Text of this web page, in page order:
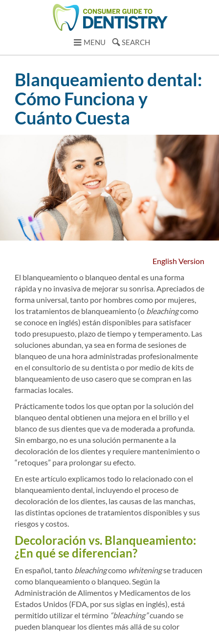
MENU SEARCH
Blanqueamiento dental:
Cómo Funciona y
Cuánto Cuesta
English Version
El blanqueamiento o blanqueo dental es una forma
rápida y no invasiva de mejorar su sonrisa. Apreciados de
forma universal, tanto por hombres como por mujeres,
los tratamientos de blanqueamiento (o bleachingcomo
se conoce en inglés) están disponibles para satisfacer
todo presupuesto, plazo de tiempo y temperamento. Las
soluciones abundan, ya sea en forma de sesiones de
blanqueo de una hora administradas profesionalmente
en el consultorio de su dentista o por medio de kits de
blanqueamiento de uso casero que se compran en las
farmacias locales.
Prácticamente todos los que optan por la solución del
blanqueo dental obtienen una mejora en el brillo y el
blanco de sus dientes que va de moderada a profunda.
Sin embargo, no es una solución permanente a la
decoloración de los dientes y requiere mantenimiento o
“retoques” para prolongar su efecto.
En este artículo explicamos todo lo relacionado con el
blanqueamiento dental, incluyendo el proceso de
decoloración de los dientes, las causas de las manchas,
las distintas opciones de tratamientos disponibles y sus
riesgos y costos.
Decoloración vs. Blanqueamiento:
¿En qué se diferencian?
En español, tanto bleachingcomo whiteningse traducen
como blanqueamiento o blanqueo. Según la
Administración de Alimentos y Medicamentos de los
Estados Unidos (FDA, por sus siglas en inglés), está
permitido utilizar el término “bleaching”cuando se
pueden blanquear los dientes más allá de su color